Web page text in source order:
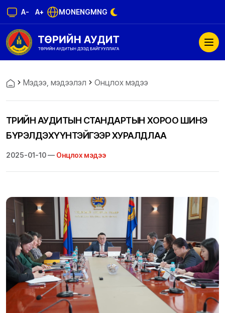
A- A+ MONENGMNG
Мэдээ, мэдээлэл Онцлох мэдээ
ТӨРИЙН АУДИТЫН СТАНДАРТЫН ХОРОО ШИНЭ
БҮРЭЛДЭХҮҮНТЭЙГЭЭР ХУРАЛДЛАА
2025-01-10 — Онцлох мэдээ